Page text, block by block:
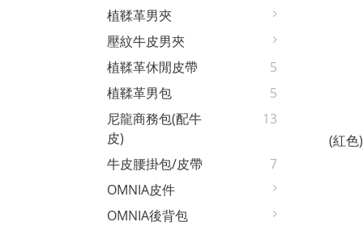
植鞣革男夾
壓紋牛皮男夾
植鞣革休閒皮帶
5
植鞣革男包
5
尼龍商務包(配牛
皮)
13
牛皮腰掛包/皮帶
7
OMNIA皮件
OMNIA後背包
(紅色